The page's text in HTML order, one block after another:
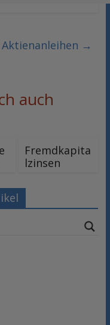
Aktienanleihen →
auch
Fremdkapita
lzinsen